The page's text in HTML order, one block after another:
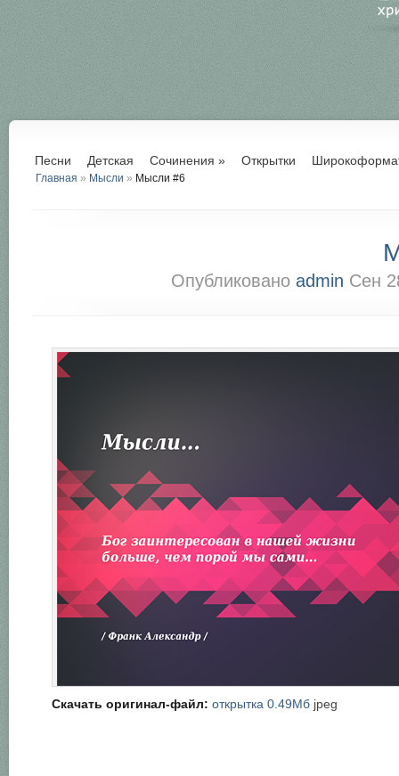
Песни Детская Сочинения » Открытки
Главная » Мысли » Мысли #6
Опубликовано admin Сен
Скачать оригинал-файл: открытка 0.49Мб jpeg